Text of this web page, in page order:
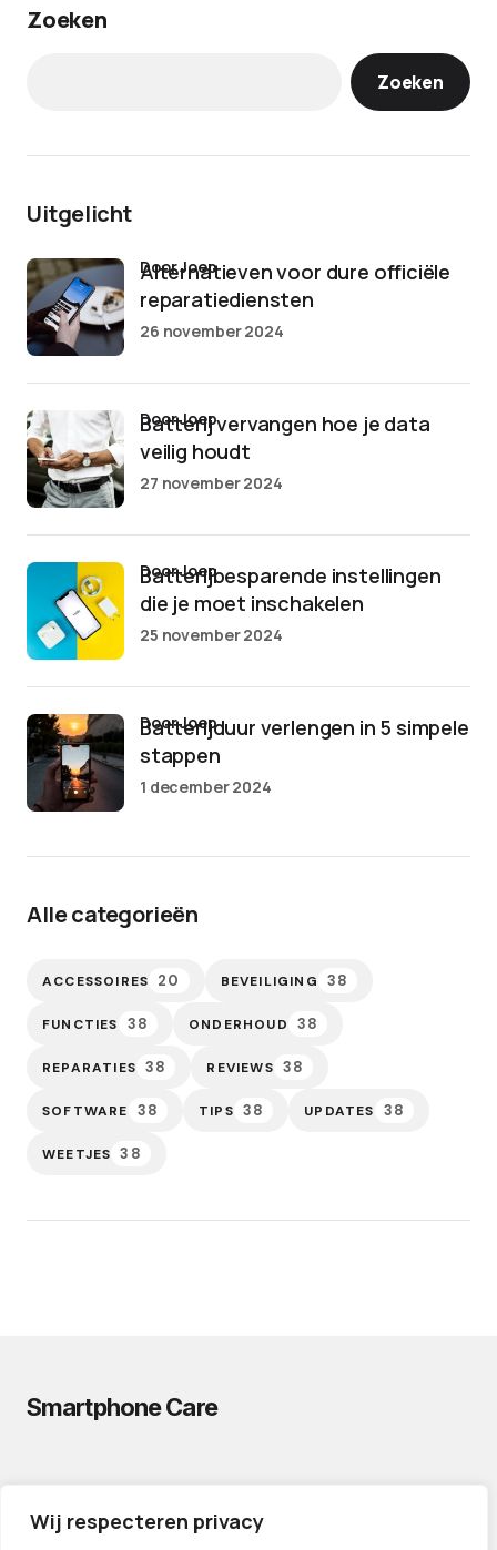
Wij respecteren privacy
Zoeken
Zoeken
Uitgelicht
Alternatieven voor dure officiële
reparatiediensten
door Joep
26 november 2024
Batterij vervangen hoe je data
veilig houdt
door Joep
27 november 2024
Batterijbesparende instellingen
die je moet inschakelen
door Joep
25 november 2024
Batterijduur verlengen in 5 simpele
stappen
door Joep
1 december 2024
Alle categorieën
ACCESSOIRES 20 BEVEILIGING 38
FUNCTIES 38 ONDERHOUD 38
REPARATIES 38 REVIEWS 38
SOFTWARE 38 TIPS 38 UPDATES 38
WEETJES 38
Smartphone Care
CONTACT